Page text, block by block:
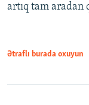
artıq tam aradan
Ətraflı burada oxuyun